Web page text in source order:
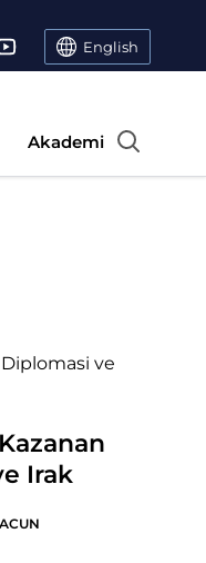
English
Akademi
Irak